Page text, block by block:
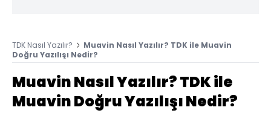
TDK Nasıl Yazılır?
Muavin Nasıl Yazılır? TDK ile Muavin
Doğru Yazılışı Nedir?
Muavin Nasıl Yazılır? TDK ile
Muavin Doğru Yazılışı Nedir?